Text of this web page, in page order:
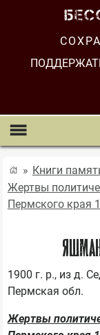
Книги
Жертвы
Пермского края
1900 г. р., из д.
Жертвы